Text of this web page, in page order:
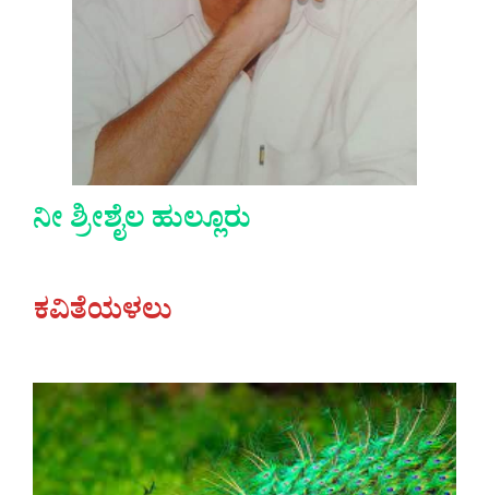
ನೀ ಶ್ರೀಶೈಲ ಹುಲ್ಲೂರು
ಕವಿತೆಯಳಲು